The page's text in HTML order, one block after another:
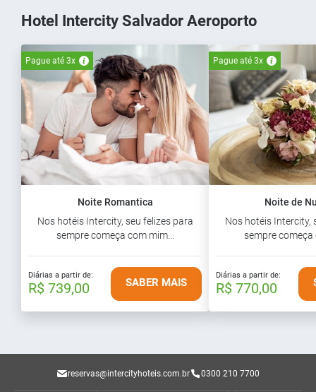
Hotel Intercity Salvador Aeroporto
Pague até 3x
Noite Romantica
Nos hotéis Intercity, seu felizes para
sempre começa com mim...
Diárias a partir de:
R$ 739,00 SABER MAIS
Pague até 3x
Noite de
Nos hotéis Intercity,
sempre começa
Diárias a partir de:
R$ 770,00
reservas@intercityhoteis.com.br 0300 210 7700